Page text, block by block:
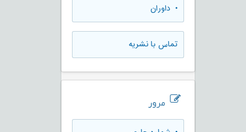
• داوران
تماس با نشریه
مرور